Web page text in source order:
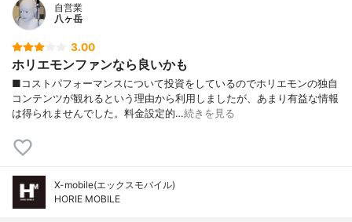
自営業
八ヶ岳
3.00
ホリエモンファンなら良いかも
■コストパフォーマンスについて投資をしているのでホリエモンの独自
コンテンツが観れるという理由から利用しましたが、あまり有益な情報
は得られませんでした。料金設定的…続きを見る
X-mobile(エックスモバイル)
HORIE MOBILE